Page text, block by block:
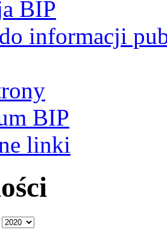
BIP
informacji
BIP
linki